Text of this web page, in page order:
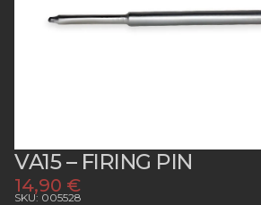
VA15 – FIRING PIN
14,90 €
SKU: 005528